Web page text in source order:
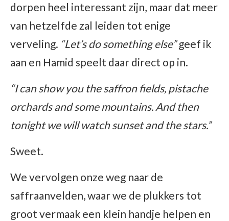
dorpen heel interessant zijn, maar dat meer
van hetzelfde zal leiden tot enige
verveling. “Let’s do something else”geef ik
aan en Hamid speelt daar direct op in.
“I can show you the saffron fields, pistache
orchards and some mountains. And then
tonight we will watch sunset and the stars.”
Sweet.
We vervolgen onze weg naar de
saffraanvelden, waar we de plukkers tot
groot vermaak een klein handje helpen en